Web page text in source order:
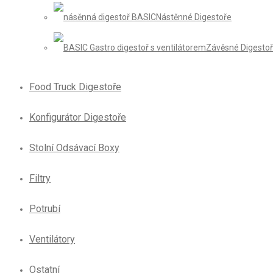
Nástěnné Digestoře
Závěsné
Food Truck Digestoře
Konfigurátor Digestoře
Stolní Odsávací Boxy
Filtry
Potrubí
Ventilátory
Ostatní